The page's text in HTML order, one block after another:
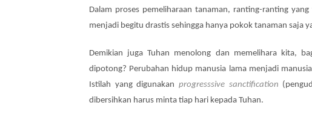
Dalam proses pemeliharaan tanaman, ranting-ranting
menjadi begitu drastis sehingga hanya pokok tanaman saja
Demikian juga Tuhan menolong dan memelihara kita,
dipotong? Perubahan hidup manusia lama menjadi
Istilah yang digunakan progresssive sanctification
dibersihkan harus minta tiap hari kepada Tuhan.